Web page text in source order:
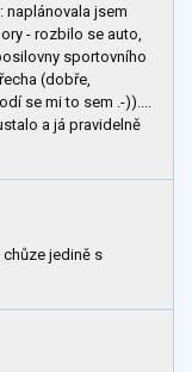
naplánovala jsem
- rozbilo se auto,
sportovního
(dobře,
se mi to sem .-))....
a já pravidelně
jedině s